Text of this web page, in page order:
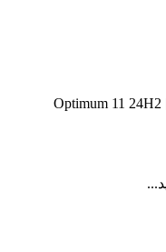
Optimum 11 24H2